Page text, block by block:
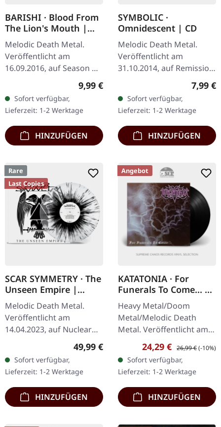
BARISHI · Blood From
The Lion's Mouth |
DIGIPAK CD
Melodic Death Metal.
Veröffentlicht am
16.09.2016, auf Season Of
Mist. Limitierte DigiPak-
Version. Während sich die
meisten Metal-Bands
damit…
Regulärer Preis:
9,99 €
Sofort verfügbar,
Lieferzeit: 1-2 Werktage
HINZUFÜGEN
SYMBOLIC ·
Omnidescent | CD
Melodic Death Metal.
Veröffentlicht am
31.10.2014, auf Remission
Records. CD im Jewelcase.
"Omnidescent" steht als
Zeugnis für die…
7,99 €
Sofort verfügbar,
Lieferzeit: 1-2 Werktage
HINZUFÜGEN
Rare
Last Copies
SCAR SYMMETRY · The
Unseen Empire |
CLEAR/BLACK
SPLATTER LP
Melodic Death Metal.
Veröffentlicht am
14.04.2023, auf Nuclear
Blast Records. Clear Vinyl
mit schwarzem Splatter
im Gatefold-Cover.
Regulärer Preis:
49,99 €
Sofort verfügbar,
Lieferzeit: 1-2 Werktage
HINZUFÜGEN
Angebot
KATATONIA · For
Funerals To Come... |
BLACK LP
Heavy Metal/Doom
Metal/Melodic Death
Metal. Veröffentlicht am
14.02.2012, auf Peaceville
Records. Schwarzes Vinyl.
Diese eindringliche
Sammlung zeigt…
Verkaufspreis:
24,29 € Regulärer Preis:
26,99 €(-10%)
Sofort verfügbar,
Lieferzeit: 1-2 Werktage
HINZUFÜGEN